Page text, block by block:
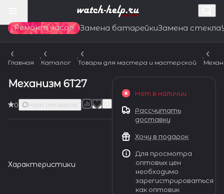
Ремонт часов Замена батарейкиЗамена стекла
Главная Каталог Товары для мастера и мастерской
Механизм 6T27
0 Нет отзывов
Характеристики
Нет в наличии
Рассчитать
доставку
Хочу в подарок
Для просмотра
оптовых цен
необходимо
зарегистрироваться
как оптовик